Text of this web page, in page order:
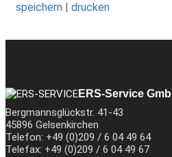
speichern
drucken
ERS-Service
Bergmannsglückstr. 41-43
45896 Gelsenkirchen
Telefon: +49 (0)209 / 6 04 49 64
Telefax: +49 (0)209 / 6 04 49 67